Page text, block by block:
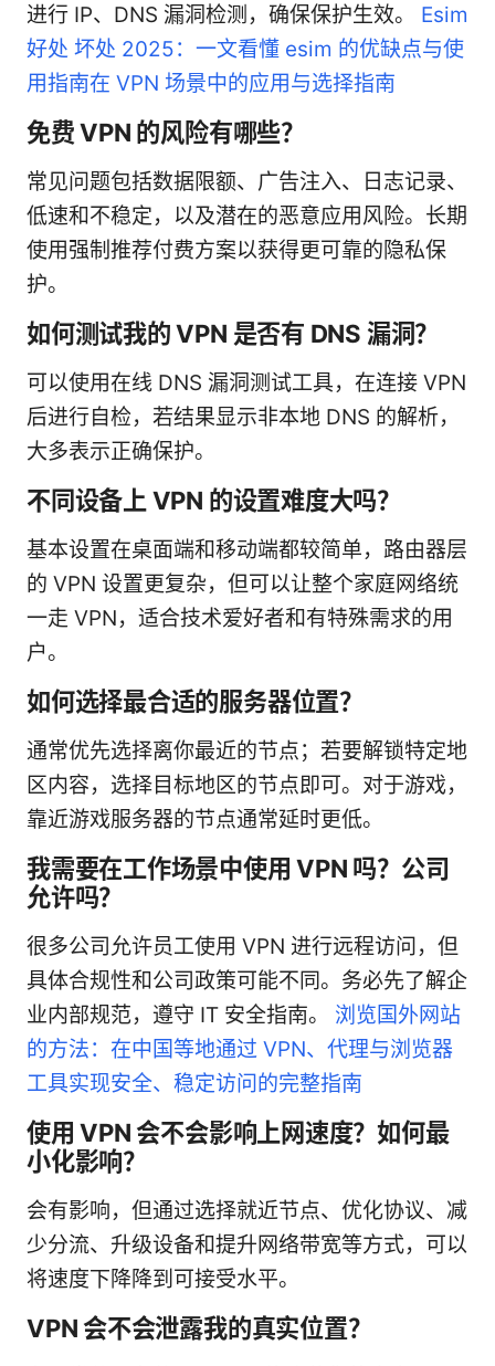
进行 IP、DNS 漏洞检测，确保保护生效。 Esim
好处 坏处 2025：一文看懂 esim 的优缺点与使
用指南在 VPN 场景中的应用与选择指南
免费 VPN 的风险有哪些？
常见问题包括数据限额、广告注入、日志记录、
低速和不稳定，以及潜在的恶意应用风险。长期
使用强制推荐付费方案以获得更可靠的隐私保
护。
如何测试我的 VPN 是否有 DNS 漏洞？
可以使用在线 DNS 漏洞测试工具，在连接 VPN
后进行自检，若结果显示非本地 DNS 的解析，
大多表示正确保护。
不同设备上 VPN 的设置难度大吗？
基本设置在桌面端和移动端都较简单，路由器层
的 VPN 设置更复杂，但可以让整个家庭网络统
一走 VPN，适合技术爱好者和有特殊需求的用
户。
如何选择最合适的服务器位置？
通常优先选择离你最近的节点；若要解锁特定地
区内容，选择目标地区的节点即可。对于游戏，
靠近游戏服务器的节点通常延时更低。
我需要在工作场景中使用 VPN 吗？公司
允许吗？
很多公司允许员工使用 VPN 进行远程访问，但
具体合规性和公司政策可能不同。务必先了解企
业内部规范，遵守 IT 安全指南。 浏览国外网站
的方法：在中国等地通过 VPN、代理与浏览器
工具实现安全、稳定访问的完整指南
使用 VPN 会不会影响上网速度？如何最
小化影响？
会有影响，但通过选择就近节点、优化协议、减
少分流、升级设备和提升网络带宽等方式，可以
将速度下降降到可接受水平。
VPN 会不会泄露我的真实位置？